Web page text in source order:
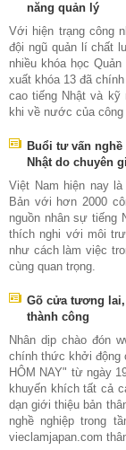
năng quản lý
Với hiện trạng công
đội ngũ quản lí chất
nhiều khóa học
xuất khóa 13 đã
cao tiếng Nhật và kỹ
khi về nước của
Buổi tư vấn
Nhật do chuyên
Việt Nam hiện nay
Bản với hơn 2000
nguồn nhân sự tiếng
thích nghi với môi
như cách làm việc
cùng quan trọng.
Gõ cửa tương
thành công
Nhân dịp chào đón
chính thức khởi động
HÔM NAY" từ ngày
khuyến khích tất cả
dạn giới thiệu bản
nghề nghiệp trong
vieclamjapan.com